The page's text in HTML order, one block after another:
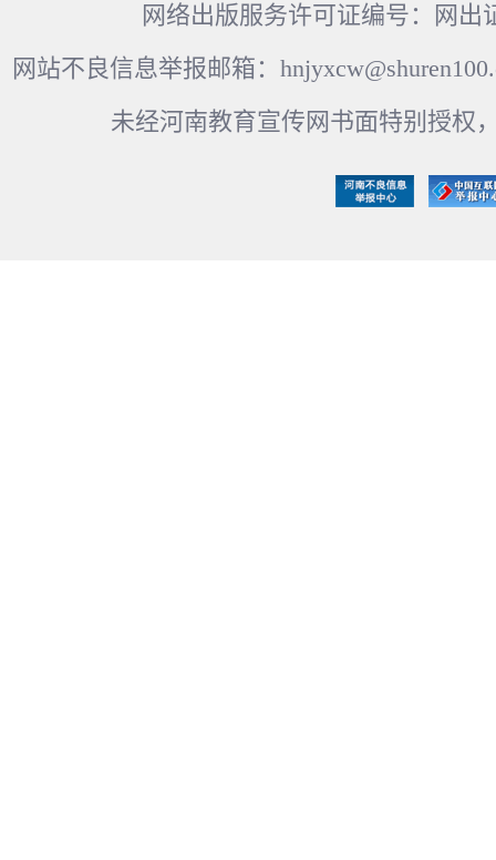
网络出版服务许可证编号：网出
网站不良信息举报邮箱：
未经河南教育宣传网书面特别授权